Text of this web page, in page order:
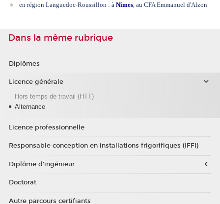
en région Languedoc-Roussillon : à Nîmes , au CFA Emmanuel d'Alzon
Dans la même rubrique
Diplômes
Licence générale
Hors temps de travail (HTT)
Alternance
Licence professionnelle
Responsable conception en installations frigorifiques (IFFI)
Diplôme d'ingénieur
Doctorat
Autre parcours certifiants